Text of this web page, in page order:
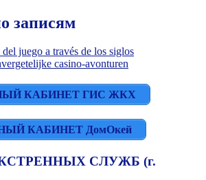
записям
juego a través de los siglos
casino-avonturen
КАБИНЕТ ГИС ЖКХ
КАБИНЕТ ДомОкей
СЛУЖБ (г.